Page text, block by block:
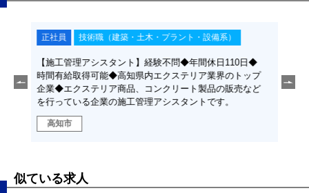
プ
ど
正社員 技術職（建築・土木・プラント・設備系）
【現場管理候補者】経験不問◆年間休日110日◆時間有
給取得可能◆高知県内エクステリア業界のトップ企業◆
エクステリア商品、コンクリート製品の販売などを行っ
ている企業の現場管理候補者です。
高知市
◆時
プ企
似ている求人